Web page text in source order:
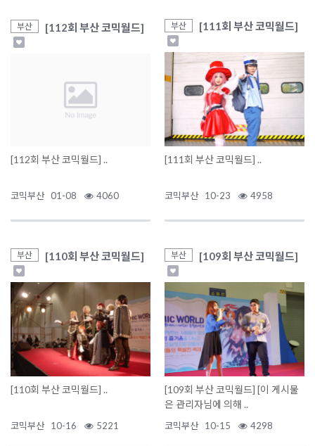
부산 [112회 부산 코믹월드]
[112회 부산 코믹월드] ..
코믹부산 01-08 4060
부산 [111회 부산 코믹월드]
[111회 부산 코믹월드] ..
코믹부산 10-23 4958
부산 [110회 부산 코믹월드]
[110회 부산 코믹월드] ..
코믹부산 10-16 5221
부산 [109회 부산 코믹월드]
[109회 부산 코믹월드] [이 게시물
은 관리자님에 의해 ..
코믹부산 10-15 4298